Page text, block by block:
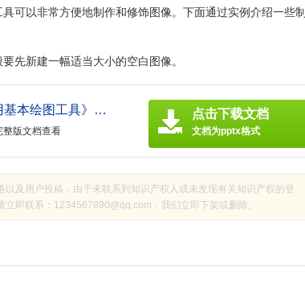
可以非常方便地制作和修饰图像。下面通过实例介绍一些制
先新建一幅适当大小的空白图像。
最新初中信息技术第2课《学用基本绘图工具》课件
整版文档查看
点击下载文档
文档为pptx格式
及用户投稿，由于未联系到知识产权人或未发现有关知识产权的登
即联系：1234567890@qq.com，我们立即下架或删除。